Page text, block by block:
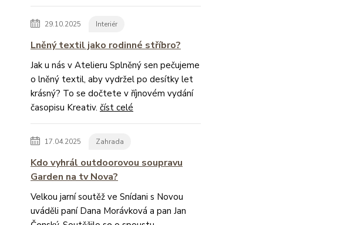
29.10.2025 Interiér
Lněný textil jako rodinné stříbro?
Jak u nás v Atelieru Splněný sen pečujeme
o lněný textil, aby vydržel po desítky let
krásný? To se dočtete v říjnovém vydání
časopisu Kreativ. číst celé
17.04.2025 Zahrada
Kdo vyhrál outdoorovou soupravu
Garden na tv Nova?
Velkou jarní soutěž ve Snídani s Novou
uváděli paní Dana Morávková a pan Jan